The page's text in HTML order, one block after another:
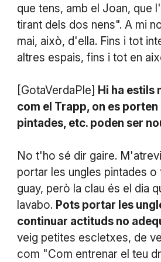
que tens, amb el Joan, que
tirant dels dos nens". A mi
mai, això, d'ella. Fins i tot
altres espais, fins i tot en
[GotaVerdaPle] Hi ha estils
com el Trapp, on es
pintades, etc. poden ser
No t'ho sé dir gaire.
portar les ungles pintades o
guay, però la clau és el dia
lavabo. Pots portar les
continuar actituds no
veig petites escletxes, de
com "Com entrenar el teu